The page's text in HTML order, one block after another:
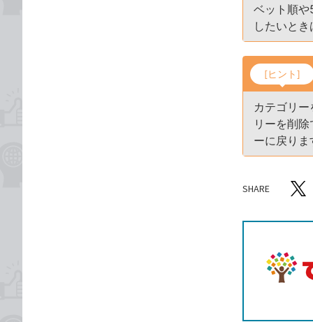
ベット順
したいと
[ヒント]
カテゴリ
リーを削
ーに戻りま
SHARE
記事を X